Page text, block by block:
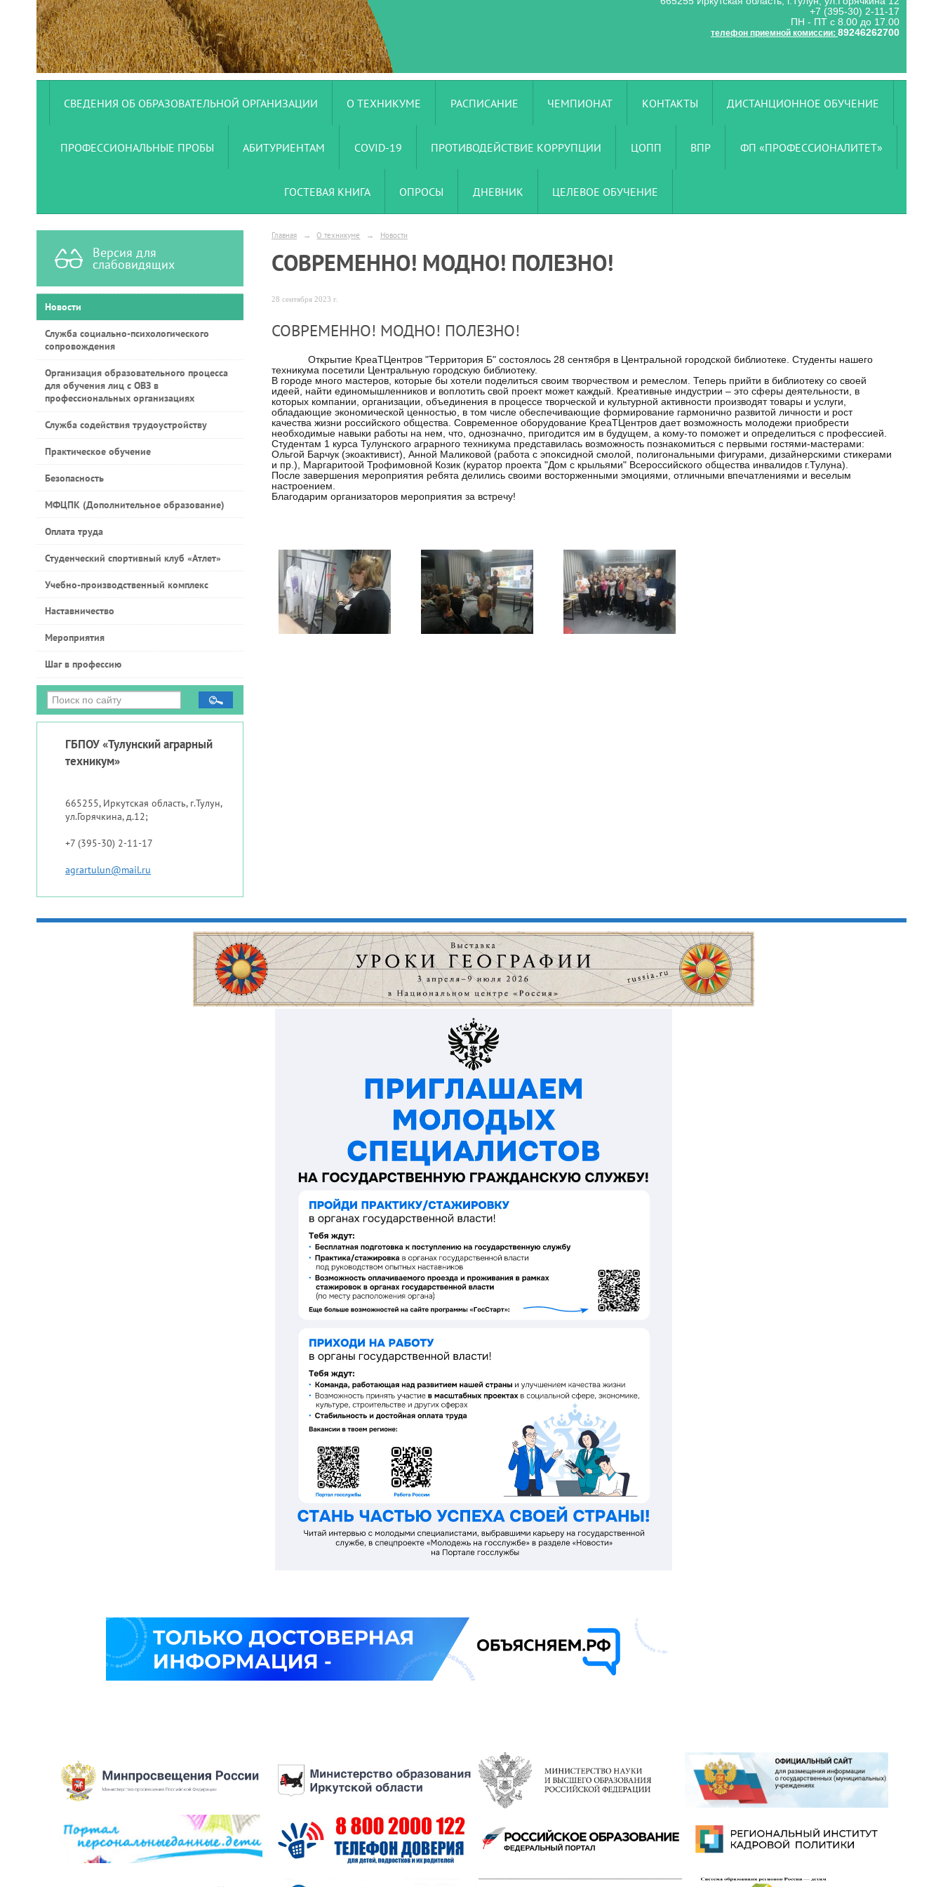
+7 (395-30) 2-11-17
ПН - ПТ с 8.00 до 17.00
телефон приемной комиссии: 89246262700
СВЕДЕНИЯ ОБ ОБРАЗОВАТЕЛЬНОЙ ОРГАНИЗАЦИИ О ТЕХНИКУМЕ РАСПИСАНИЕ ЧЕМПИОНАТ КОНТАКТЫ ДИСТАНЦИОННОЕ ОБУЧЕНИЕ
ПРОФЕССИОНАЛЬНЫЕ ПРОБЫ АБИТУРИЕНТАМ COVID-19 ПРОТИВОДЕЙСТВИЕ КОРРУПЦИИ ЦОПП ВПР ФП «ПРОФЕССИОНАЛИТЕТ»
ГОСТЕВАЯ КНИГА ОПРОСЫ ДНЕВНИК ЦЕЛЕВОЕ ОБУЧЕНИЕ
Версия для
слабовидящих
Новости
Служба социально-психологического
сопровождения
Организация образовательного процесса
для обучения лиц с ОВЗ в
профессиональных организациях
Служба содействия трудоустройству
Практическое обучение
Безопасность
МФЦПК (Дополнительное образование)
Оплата труда
Студенческий спортивный клуб «Атлет»
Учебно-производственный комплекс
Наставничество
Мероприятия
Шаг в профессию
ГБПОУ «Тулунский аграрный
техникум»
665255, Иркутская область, г.Тулун,
ул.Горячкина, д.12;
+7 (395-30) 2-11-17
agrartulun@mail.ru
Главная → О техникуме → Новости
СОВРЕМЕННО! МОДНО! ПОЛЕЗНО!
28 сентября 2023 г.
СОВРЕМЕННО! МОДНО! ПОЛЕЗНО!
Открытие КреаТЦентров "Территория Б" состоялось 28 сентября в Центральной городской библиотеке. Студенты нашего
техникума посетили Центральную городскую библиотеку.
В городе много мастеров, которые бы хотели поделиться своим творчеством и ремеслом. Теперь прийти в библиотеку со своей
идеей, найти единомышленников и воплотить свой проект может каждый. Креативные индустрии – это сферы деятельности, в
которых компании, организации, объединения в процессе творческой и культурной активности производят товары и услуги,
обладающие экономической ценностью, в том числе обеспечивающие формирование гармонично развитой личности и рост
качества жизни российского общества. Современное оборудование КреаТЦентров дает возможность молодежи приобрести
необходимые навыки работы на нем, что, однозначно, пригодится им в будущем, а кому-то поможет и определиться с профессией.
Студентам 1 курса Тулунского аграрного техникума представилась возможность познакомиться с первыми гостями-мастерами:
Ольгой Барчук (экоактивист), Анной Маликовой (работа с эпоксидной смолой, полигональными фигурами, дизайнерскими стикерами
и пр.), Маргаритоой Трофимовной Козик (куратор проекта "Дом с крыльями" Всероссийского общества инвалидов г.Тулуна).
После завершения мероприятия ребята делились своими восторженными эмоциями, отличными впечатлениями и веселым
настроением.
Благодарим организаторов мероприятия за встречу!